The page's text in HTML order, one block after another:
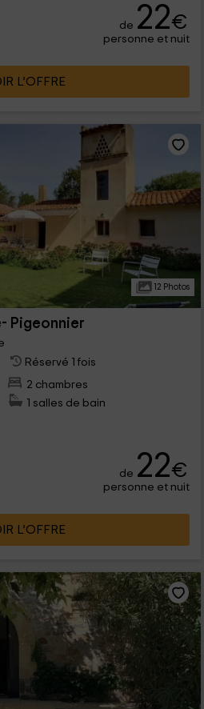
de 22€
personne et nuit
L’OFFRE
12 Photos
Pigeonnier
Réservé 1 fois
2 chambres
1 salles de bain
de 22€
personne et nuit
L’OFFRE